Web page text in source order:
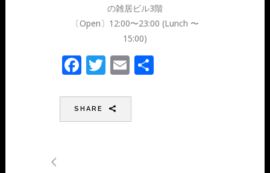
の雑居ビル3階
〔Open〕12:00〜23:00 (Lunch 〜
15:00)
Facebook
TwitterEmail
SHARE